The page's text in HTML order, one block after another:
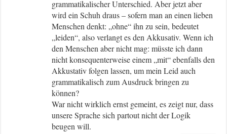
grammatikalischer Unterschied. Aber jetzt aber
wird ein Schuh draus – sofern man an einen lieben
Menschen denkt: „ohne“ ihn zu sein, bedeutet
„leiden“, also verlangt es den Akkusativ. Wenn ich
den Menschen aber nicht mag: müsste ich dann
nicht konsequenterweise einem „mit“ ebenfalls den
Akkustativ folgen lassen, um mein Leid auch
grammatikalisch zum Ausdruck bringen zu
können?
War nicht wirklich ernst gemeint, es zeigt nur, dass
unsere Sprache sich partout nicht der Logik
beugen will.